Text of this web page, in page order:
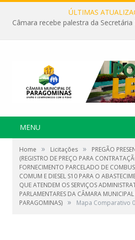
ÚLTIMAS
MENU
Home » Licitações »
PREGÃO
(REGISTRO DE PREÇO PARA
FORNECIMENTO PARCELADO DE
COMUM E DIESEL S10 PARA O
QUE ATENDEM OS SERVIÇOS
PARLAMENTARES DA CÂMARA
PARAGOMINAS) » Mapa Comparativo